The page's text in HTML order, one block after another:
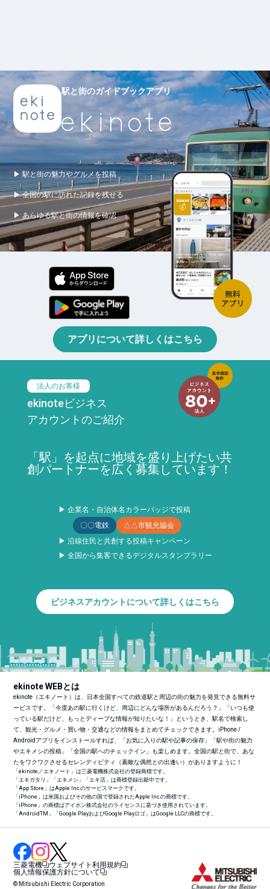
駅と街のガイドブックアプリ
▶ 駅と街の魅力やグルメを投稿
▶ 全国の駅に訪れた記録を残せる
▶ あらゆる駅と街の情報を確認
アプリについて詳しくはこちら
法人のお客様
ekinoteビジネス
アカウントのご紹介
「駅」を起点に地域を盛り上げたい共
創パートナーを広く募集しています！
▶ 企業名・自治体名カラーバッジで投稿
〇〇電鉄
△△市観光協会
▶ 沿線住民と共創する投稿キャンペーン
▶ 全国から集客できるデジタルスタンプラリー
ビジネスアカウントについて詳しくはこちら
ekinote WEBとは
ekinote（エキノート）は、日本全国すべての鉄道駅と周辺の街の魅力を発見できる無料サ
ービスです。「今度あの駅に行くけど、周辺にどんな場所があるんだろう？」「いつも使
っている駅だけど、もっとディープな情報が知りたいな！」というとき、駅名で検索し
て、観光・グルメ・買い物・交通などの情報をまとめてチェックできます。iPhone /
Androidアプリをインストールすれば、「お気に入りの駅や記事の保存」「駅や街の魅力
やエキメシの投稿」「全国の駅へのチェックイン」も楽しめます。全国の駅と街で、あな
たをワクワクさせるセレンディピティ（素敵な偶然との出逢い）がありますように！
「ekinote／エキノート」は三菱電機株式会社の登録商標です。
「エキガタリ」「エキメシ」「エキ活」は商標登録出願中です。
「App Store」はApple Inc.のサービスマークです。
「iPhone」は米国およびその他の国で登録されたApple Inc.の商標です。
「iPhone」の商標はアイホン株式会社のライセンスに基づき使用されています。
「AndroidTM 」「Google PlayおよびGoogle Playロゴ」はGoogle LLCの商標です。
三菱電機
ウェブサイト利用規約
個人情報保護方針について
© Mitsubishi Electric Corporation